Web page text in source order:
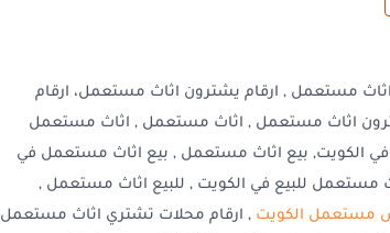
مستعمل , ارقام يشترون اثاث مستعمل، ارقام
اثاث مستعمل , اثاث مستعمل , اثاث مستعمل
في الكويت, بيع اثاث مستعمل , بيع اثاث مستعمل في
مستعمل للبيع في الكويت , للبيع اثاث مستعمل ,
مستعمل الكويت , ارقام محلات تشتري اثاث مستعمل